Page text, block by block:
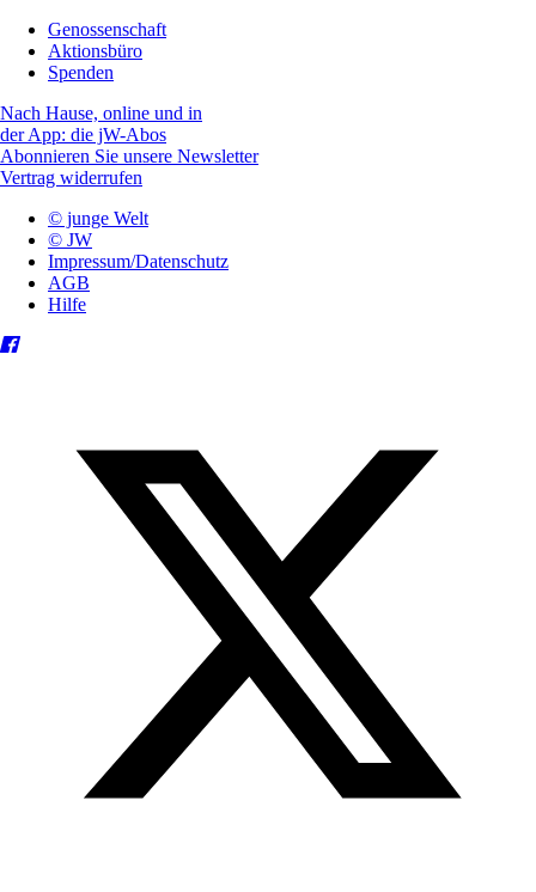
Genossenschaft
Aktionsbüro
Spenden
Nach Hause, online und in
der App: die jW-Abos
Abonnieren Sie unsere Newsletter
Vertrag widerrufen
© junge Welt
© JW
Impressum/Datenschutz
AGB
Hilfe